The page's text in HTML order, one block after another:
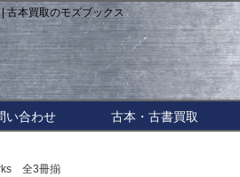
古本買取のモズブックス
い合わせ 古本・古書買取
全3冊揃